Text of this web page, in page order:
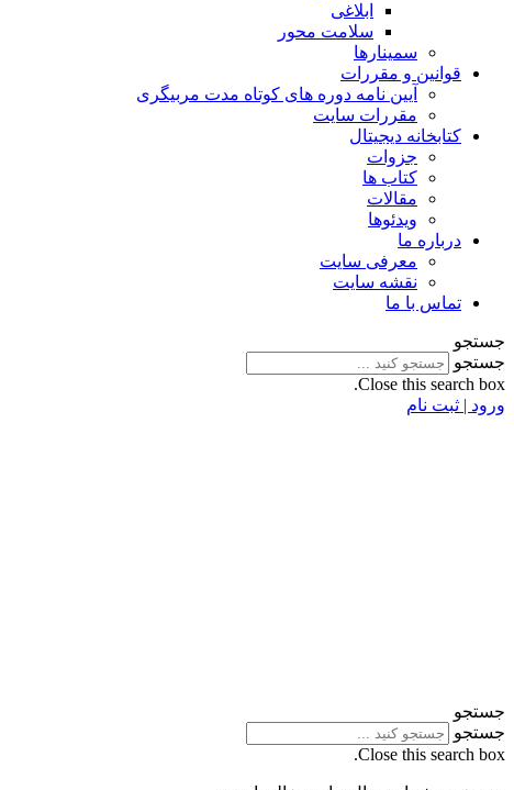
ابلاغی
سلامت محور
سمینارها
قوانین و مقررات
آیین نامه دوره های کوتاه مدت مربیگری
مقررات سایت
کتابخانه دیجیتال
جزوات
کتاب ها
مقالات
ویدئوها
درباره ما
معرفی سایت
نقشه سایت
تماس با ما
جستجو
جستجو
Close this search box.
ورود | ثبت نام
جستجو
جستجو
Close this search box.